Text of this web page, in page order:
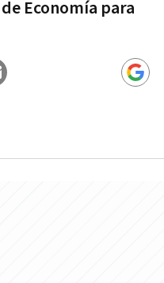
Economía para